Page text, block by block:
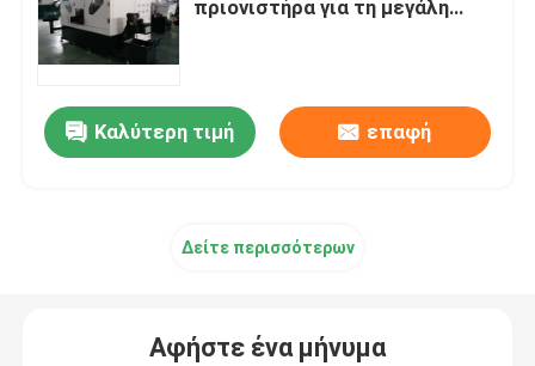
Αναλώσιμα μηχανών
πριονιστήρα για τη μεγάλη
Καλύτερη τιμή επαφή
Δείτε περισσότερων
Αφήστε ένα μήνυμα